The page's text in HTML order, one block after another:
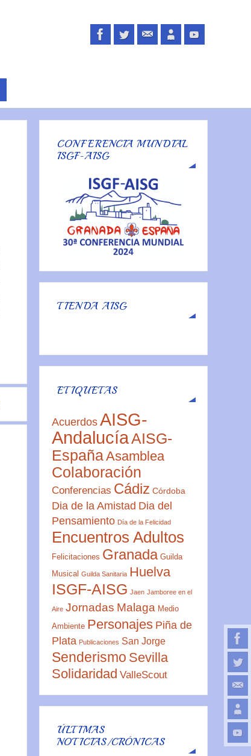
CONFERENCIA MUNDIAL
ISGF-AISG
TIENDA AISG
ETIQUETAS
Acuerdos AISG-
AndalucíaAISG-
EspañaAsamblea
Colaboración
Conferencias Cádiz Córdoba
Dia de la Amistad Dia del
Pensamiento Día de la Felicidad
Encuentros Adultos
Felicitaciones Granada Guilda
Musical Guilda Sanitaria Huelva
ISGF-AISG Jaen Jamboree en el
Aire Jornadas Malaga Medio
Ambiente Personajes Piña de
Plata Publicaciones San Jorge
Senderismo Sevilla
Solidaridad ValleScout
ÚLTIMAS
NOTICIAS/CRÓNICAS